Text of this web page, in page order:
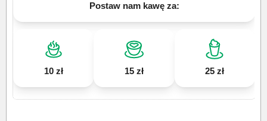
Postaw nam kawę za:
10 zł 15 zł 25 zł